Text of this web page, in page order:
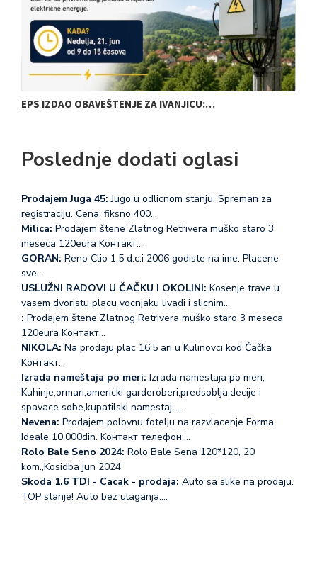
EPS IZDAO OBAVEŠTENJE ZA IVANJICU:…
Poslednje dodati oglasi
Prodajem Juga 45: Jugo u odlicnom stanju. Spreman za
registraciju. Cena: fiksno 400…
Milica: Prodajem štene Zlatnog Retrivera muško staro 3
meseca 120eura Koнтакт…
GORAN: Reno Clio 1.5 d.c.i 2006 godiste na ime. Placene
sve…
USLUŽNI RADOVI U ČAČKU I OKOLINI: Kosenje trave u
vasem dvoristu placu vocnjaku livadi i slicnim…
: Prodajem štene Zlatnog Retrivera muško staro 3 meseca
120eura Koнтакт…
NIKOLA: Na prodaju plac 16.5 ari u Kulinovci kod Čačka
Koнтакт…
Izrada nameštaja po meri: Izrada namestaja po meri,
Kuhinje,ormari,americki garderoberi,predsoblja,decije i
spavace sobe,kupatilski namestaj...…
Nevena: Prodajem polovnu fotelju na razvlacenje Forma
Ideale 10.000din. Koнтакт телефон:…
Rolo Bale Seno 2024: Rolo Bale Sena 120*120, 20
kom.,Kosidba jun 2024
Skoda 1.6 TDI - Cacak - prodaja: Auto sa slike na prodaju.
TOP stanje! Auto bez ulaganja.…